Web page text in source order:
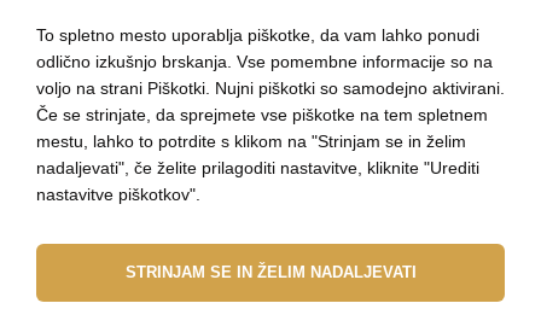
PODATKI O NAKUPU
O ELBEZI
To spletno mesto uporablja piškotke, da vam lahko ponudi
odlično izkušnjo brskanja. Vse pomembne informacije so na
voljo na strani Piškotki. Nujni piškotki so samodejno aktivirani.
Če se strinjate, da sprejmete vse piškotke na tem spletnem
mestu, lahko to potrdite s klikom na "Strinjam se in želim
nadaljevati", če želite prilagoditi nastavitve, kliknite "Urediti
nastavitve piškotkov".
STRINJAM SE IN ŽELIM NADALJEVATI